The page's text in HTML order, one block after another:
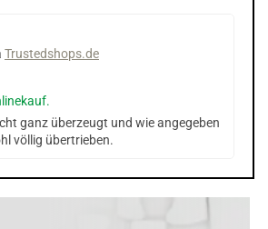
Trustedshops.de
ganz überzeugt und wie angegeben
völlig übertrieben.